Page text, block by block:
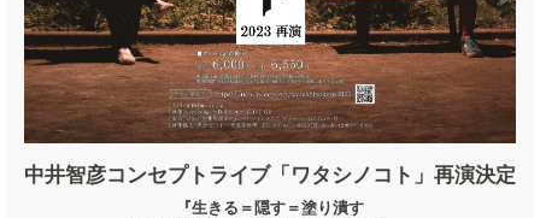
中井智彦コンセプトライブ「ワタシノコト」再演決定​
『生きる＝隠す＝塗り潰す